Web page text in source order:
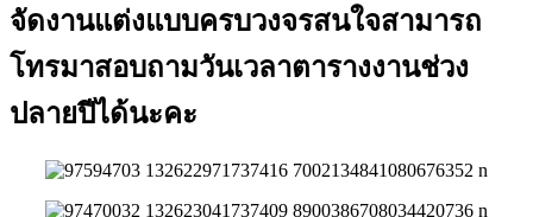
จัดงานแต่งแบบครบวงจรสนใจสามารถ
โทรมาสอบถามวันเวลาตารางงานช่วง
ปลายปีได้นะคะ